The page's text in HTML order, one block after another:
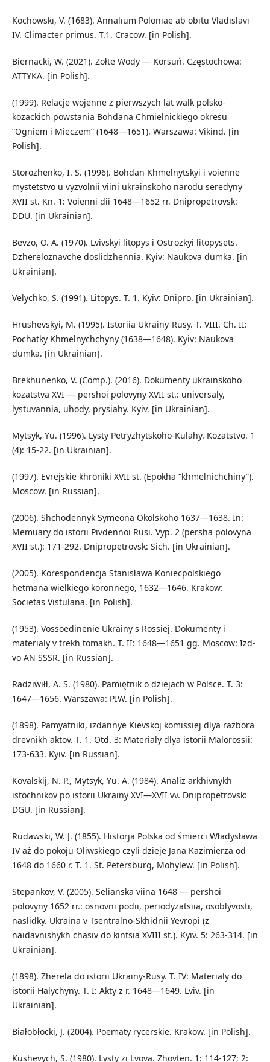
Kochowski, V. (1683). Annalium Poloniae ab obitu Vladislavi
IV. Climacter primus. T.1. Cracow. [in Polish].
Biernacki, W. (2021). Żołte Wody — Korsuń. Częstochowa:
ATTYKA. [in Polish].
(1999). Relacje wojenne z pierwszych lat walk polsko-
kozackich powstania Bohdana Chmielnickiego okresu
“Ogniem i Mieczem” (1648—1651). Warszawa: Vikind. [in
Polish].
Storozhenko, I. S. (1996). Bohdan Khmelnytskyi i voienne
mystetstvo u vyzvolnii viini ukrainskoho narodu seredyny
XVII st. Kn. 1: Voienni dii 1648—1652 rr. Dnipropetrovsk:
DDU. [in Ukrainian].
Bevzo, O. A. (1970). Lvivskyi litopys i Ostrozkyi litopysets.
Dzhereloznavche doslidzhennia. Kyiv: Naukova dumka. [in
Ukrainian].
Velychko, S. (1991). Litopys. T. 1. Kyiv: Dnipro. [in Ukrainian].
Hrushevskyi, M. (1995). Istoriia Ukrainy-Rusy. T. VIII. Ch. II:
Pochatky Khmelnychchyny (1638—1648). Kyiv: Naukova
dumka. [in Ukrainian].
Brekhunenko, V. (Comp.). (2016). Dokumenty ukrainskoho
kozatstva XVI — pershoi polovyny XVII st.: universaly,
lystuvannia, uhody, prysiahy. Kyiv. [in Ukrainian].
Mytsyk, Yu. (1996). Lysty Petryzhytskoho-Kulahy. Kozatstvo. 1
(4): 15-22. [in Ukrainian].
(1997). Evrejskie khroniki XVII st. (Epokha “khmelnichchiny”).
Moscow. [in Russian].
(2006). Shchodennyk Symeona Okolskoho 1637—1638. In:
Memuary do istorii Pivdennoi Rusi. Vyp. 2 (persha polovyna
XVII st.): 171-292. Dnipropetrovsk: Sich. [in Ukrainian].
(2005). Korespondencja Stanisława Koniecpolskiego
hetmana wielkiego koronnego, 1632—1646. Krakow:
Societas Vistulana. [in Polish].
(1953). Vossoedinenie Ukrainy s Rossiej. Dokumenty i
materialy v trekh tomakh. T. II: 1648—1651 gg. Moscow: Izd-
vo AN SSSR. [in Russian].
Radziwiłł, A. S. (1980). Pamiętnik o dziejach w Polsce. T. 3:
1647—1656. Warszawa: PIW. [in Polish].
(1898). Pamyatniki, izdannye Kievskoj komissiej dlya razbora
drevnikh aktov. T. 1. Otd. 3: Materialy dlya istorii Malorossii:
173-633. Kyiv. [in Russian].
Kovalskij, N. P., Mytsyk, Yu. A. (1984). Analiz arkhivnykh
istochnikov po istorii Ukrainy XVI—XVII vv. Dnipropetrovsk:
DGU. [in Russian].
Rudawski, W. J. (1855). Historja Polska od śmierci Władysława
IV aż do pokoju Oliwskiego czyli dzieje Jana Kazimierza od
1648 do 1660 r. T. 1. St. Petersburg, Mohylew. [in Polish].
Stepankov, V. (2005). Selianska viina 1648 — pershoi
polovyny 1652 rr.: osnovni podii, periodyzatsiia, osoblyvosti,
naslidky. Ukraina v Tsentralno-Skhidnii Yevropi (z
naidavnishykh chasiv do kintsia XVIII st.). Kyiv. 5: 263-314. [in
Ukrainian].
(1898). Zherela do istorii Ukrainy-Rusy. T. IV: Materialy do
istorii Halychyny. T. I: Akty z r. 1648—1649. Lviv. [in
Ukrainian].
Białobłocki, J. (2004). Poematy rycerskie. Krakow. [in Polish].
Kushevych, S. (1980). Lysty zi Lvova. Zhovten. 1: 114-127; 2: